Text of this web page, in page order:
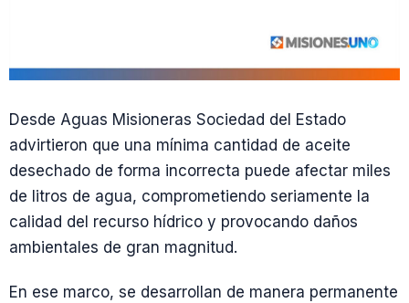
Desde Aguas Misioneras Sociedad del Estado
advirtieron que una mínima cantidad de aceite
desechado de forma incorrecta puede afectar miles
de litros de agua, comprometiendo seriamente la
calidad del recurso hídrico y provocando daños
ambientales de gran magnitud.
En ese marco, se desarrollan de manera permanente